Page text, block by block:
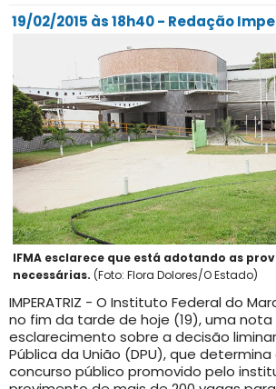
19/02/2015 às 18h40 - Redação
IFMA esclarece que está adotando as
necessárias. (Foto: Flora Dolores/O Estado)
IMPERATRIZ - O Instituto Federal do
no fim da tarde de hoje (19), uma nota
esclarecimento sobre a decisão
Pública da União (DPU), que
concurso público promovido pelo